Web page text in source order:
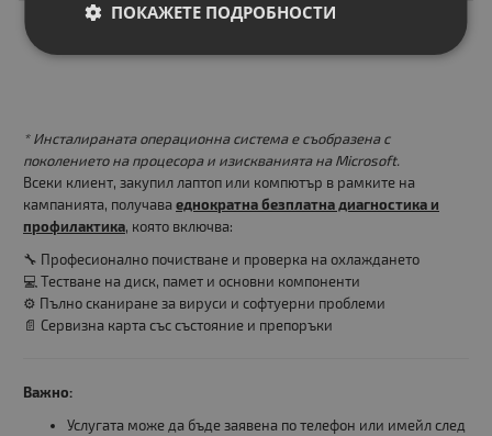
* Инсталираната операционна система е съобразена с
поколението на процесора и изискванията на Microsoft.
Всеки клиент, закупил лаптоп или компютър в рамките на
кампанията, получава еднократна безплатна диагностика и
профилактика, която включва:
🔧 Професионално почистване и проверка на охлаждането
💻 Тестване на диск, памет и основни компоненти
⚙️ Пълно сканиране за вируси и софтуерни проблеми
📄 Сервизна карта със състояние и препоръки
Важно:
Услугата може да бъде заявена по телефон или имейл след
ПОКАЖЕТЕ ПОДРОБНОСТИ